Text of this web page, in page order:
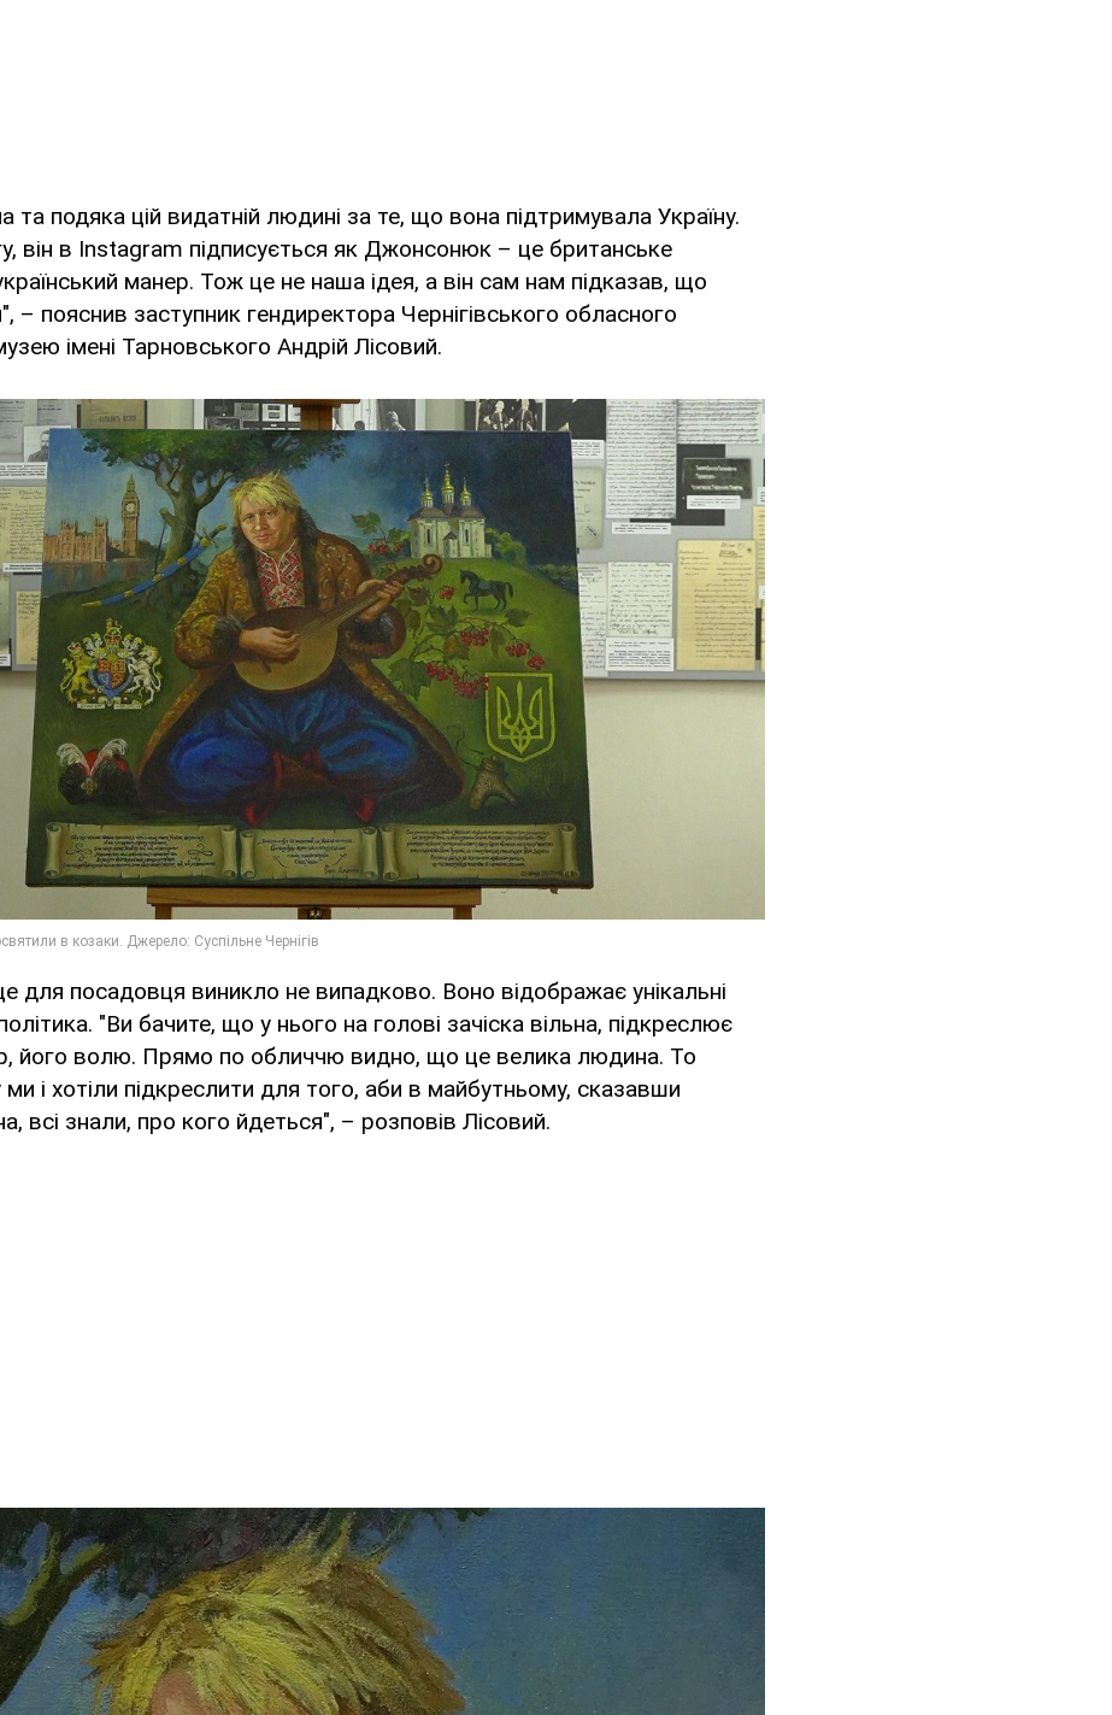
подяка цій видатній людині за те, що вона підтримувала Україну.
він в Instagram підписується як Джонсонюк – це британське
манер. Тож це не наша ідея, а він сам нам підказав, що
– пояснив заступник гендиректора Чернігівського обласного
імені Тарновського Андрій Лісовий.
для посадовця виникло не випадково. Воно відображає унікальні
"Ви бачите, що у нього на голові зачіска вільна, підкреслює
його волю. Прямо по обличчю видно, що це велика людина. То
і хотіли підкреслити для того, аби в майбутньому, сказавши
всі знали, про кого йдеться", – розповів Лісовий.